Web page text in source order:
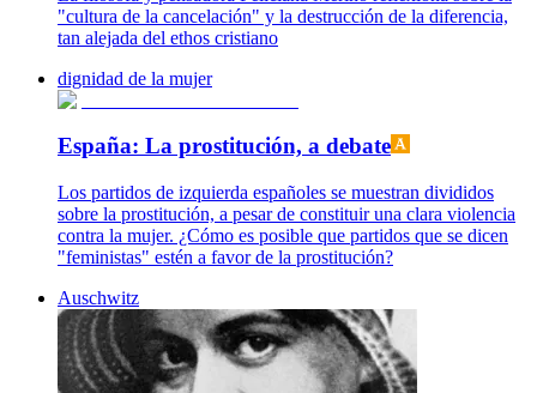
"cultura de la cancelación" y la destrucción de la diferencia,
tan alejada del ethos cristiano
dignidad de la mujer
España: La prostitución, a debate
Los partidos de izquierda españoles se muestran divididos
sobre la prostitución, a pesar de constituir una clara violencia
contra la mujer. ¿Cómo es posible que partidos que se dicen
"feministas" estén a favor de la prostitución?
Auschwitz